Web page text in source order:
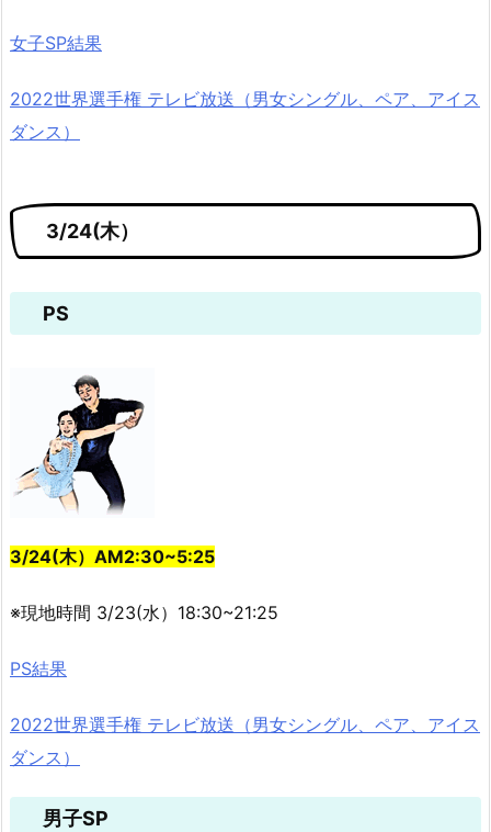
女子SP結果
2022世界選手権 テレビ放送（男女シングル、ペア、アイス
ダンス）
3/24(木）
PS
3/24(木）AM2:30~5:25
※現地時間 3/23(水）18:30~21:25
PS結果
2022世界選手権 テレビ放送（男女シングル、ペア、アイス
ダンス）
男子SP